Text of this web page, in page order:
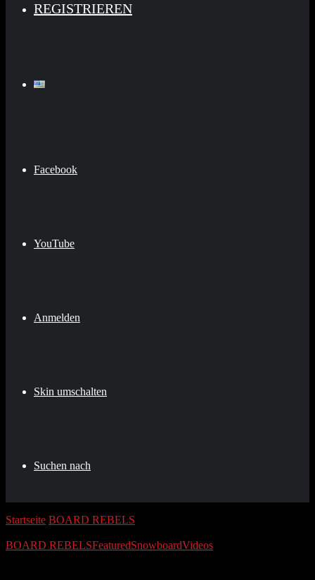
REGISTRIEREN
Facebook
YouTube
Anmelden
Skin umschalten
Suchen nach
Startseite BOARD REBELS
BOARD REBELSFeaturedSnowboardVideos